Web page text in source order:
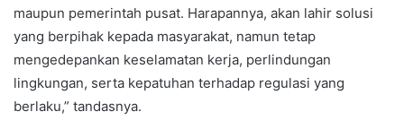
maupun pemerintah pusat. Harapannya, akan lahir solusi
yang berpihak kepada masyarakat, namun tetap
mengedepankan keselamatan kerja, perlindungan
lingkungan, serta kepatuhan terhadap regulasi yang
berlaku,” tandasnya.